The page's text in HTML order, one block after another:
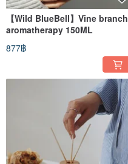
【Wild BlueBell】Vine branch
aromatherapy 150ML
877฿